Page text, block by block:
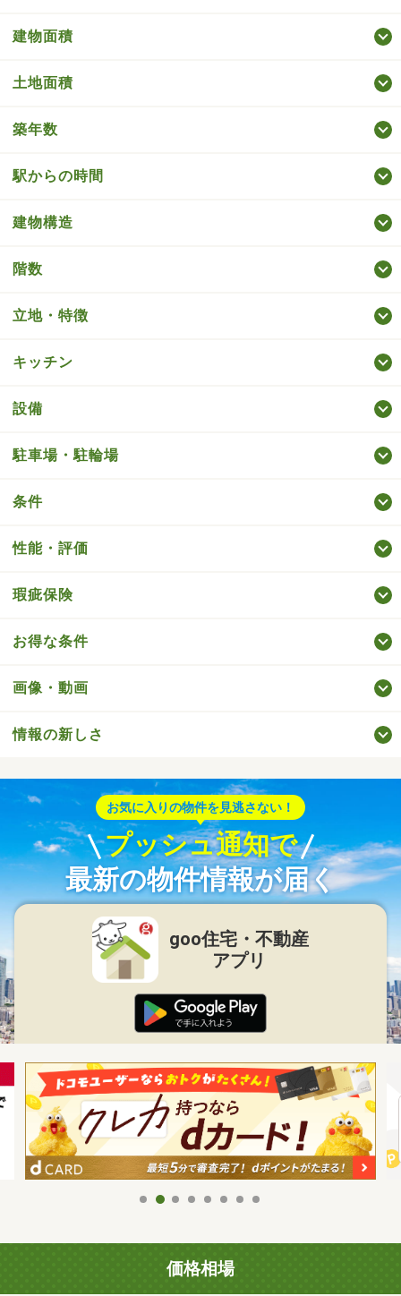
建物面積
土地面積
築年数
駅からの時間
建物構造
階数
立地・特徴
キッチン
設備
駐車場・駐輪場
条件
性能・評価
瑕疵保険
お得な条件
画像・動画
情報の新しさ
お気に入りの物件を見逃さない！
プッシュ通知で
最新の物件情報が届く
goo住宅・不動産
アプリ
価格相場